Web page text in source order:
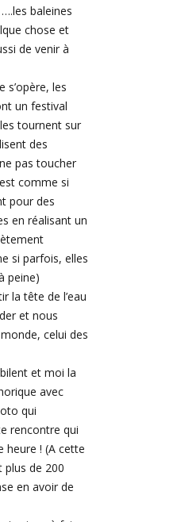
baleines
chose et
de venir à
s’opère, les
un festival
tournent sur
des
pas toucher
comme si
pour des
en réalisant un
si parfois, elles
peine)
la tête de l’eau
et nous
celui des
et moi la
avec
qui
rencontre qui
heure ! (A cette
plus de 200
en avoir de